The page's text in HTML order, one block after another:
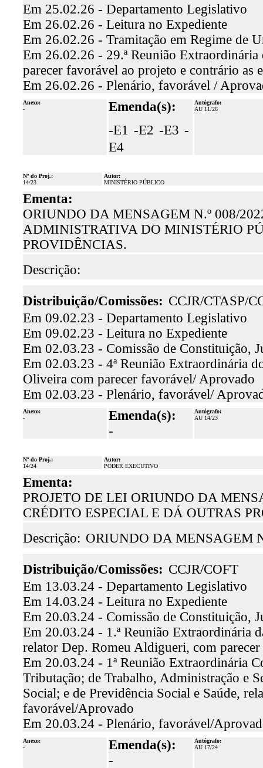
Em 25.02.26 - Departamento Legislativo
Em 26.02.26 - Leitura no Expediente
Em 26.02.26 - Tramitação em Regime de
Em 26.02.26 - 29.ª Reunião
parecer favorável ao projeto e contrário as
Em 26.02.26 - Plenário, favorável /
Anexo:
-
Emenda(s):
-E1 -E2 -E3 -
E4
Autógrafo:
AU 11/26
Nº do Proj.:
14/23
Autor:
MINISTÉRIO PÚBLICO
Ementa:
ORIUNDO DA MENSAGEM N.º 008/
ADMINISTRATIVA DO MINISTÉRIO
PROVIDÊNCIAS.
Descrição:
Distribuição/Comissões: CCJR/CTASP/
Em 09.02.23 - Departamento Legislativo
Em 09.02.23 - Leitura no Expediente
Em 02.03.23 - Comissão de Constituição,
Em 02.03.23 - 4ª Reunião Extraordinária
Oliveira com parecer favorável/ Aprovado
Em 02.03.23 - Plenário, favorável/
Anexo:
-
Emenda(s):
-
Autógrafo:
AU 14/23
Nº do Proj.:
14/24
Autor:
PODER EXECUTIVO
Ementa:
PROJETO DE LEI ORIUNDO DA
CRÉDITO ESPECIAL E DÁ OUTRAS
Descrição: ORIUNDO DA MENSAGEM
Distribuição/Comissões: CCJR/COFT
Em 13.03.24 - Departamento Legislativo
Em 14.03.24 - Leitura no Expediente
Em 20.03.24 - Comissão de Constituição,
Em 20.03.24 - 1.ª Reunião Extraordinária
relator Dep. Romeu Aldigueri, com
Em 20.03.24 - 1ª Reunião Extraordinária
Tributação; de Trabalho, Administração e
Social; e de Previdência Social e Saúde,
favorável/Aprovado
Em 20.03.24 - Plenário, favorável/
Anexo:
-
Emenda(s):
-
Autógrafo:
AU 17/24